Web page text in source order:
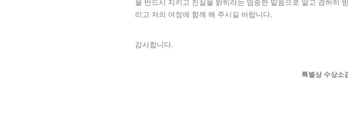
을 반드시 지키고 진실을 밝히라는 엄중한 말씀으로 알고 겸허히
리고 저의 여정에 함께 해 주시길 바랍니다.
감사합니다.
특별상 수상소